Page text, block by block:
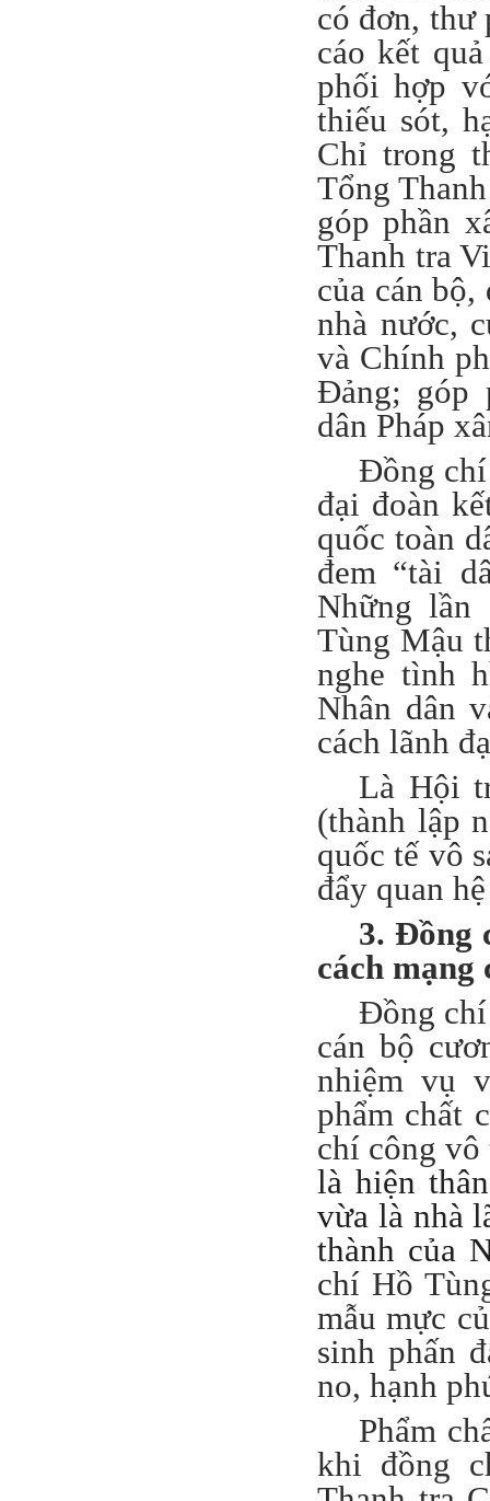
có đơn, thư
cáo kết
phối hợp
thiếu sót,
Chỉ trong
Tổng
góp phần
Thanh tra
của cán
nhà nước,
và Chính
Đảng; góp
dân Pháp
Đồng chí
đại đoàn
quốc toàn
đem “tài
Những
Tùng Mậu
nghe tình
Nhân dân
cách lãnh
Là Hội
(thành lập
quốc tế vô
đẩy quan
3. Đồng
cách mạng
Đồng
cán bộ
nhiệm vụ
phẩm chất
chí công
là hiện
vừa là nhà
thành của
chí Hồ
mẫu mực
sinh phấn
no, hạnh
Phẩm
khi đồng